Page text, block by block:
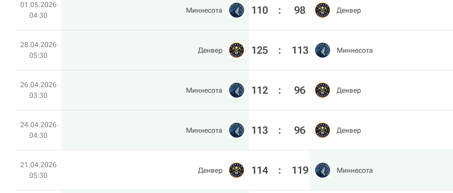
01.05.2026
04:30
Миннесота 110 : 98 Денвер
28.04.2026
05:30
Денвер 125 : 113 Миннесота
26.04.2026
03:30
Миннесота 112 : 96 Денвер
24.04.2026
04:30
Миннесота 113 : 96 Денвер
21.04.2026
05:30
Денвер 114 : 119 Миннесота